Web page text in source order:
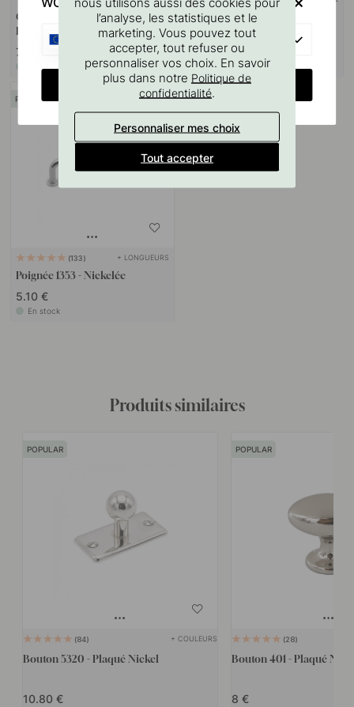
Gabarit De Perçage Pour
Poignées Et Boutons
7 €
Goupille à vis M4x50mm 1
pièce
1.10 €
En stock
POPULAR
133 + LONGUEURS
Poignée 1353 - Nickelée
5.10 €
En stock
Produits similaires
POPULAR
84 + COULEURS
Bouton 5320 - Plaqué Nickel
10.80
POPULAR
28
Bouton 401 - Plaqué
8
l’analyse, les statistiques et le
marketing. Vous pouvez tout
accepter, tout refuser ou
personnaliser vos choix. En savoir
plus dans notre Politique de
confidentialité.
Personnaliser mes choix
Tout accepter
CHANGE COUNTRY